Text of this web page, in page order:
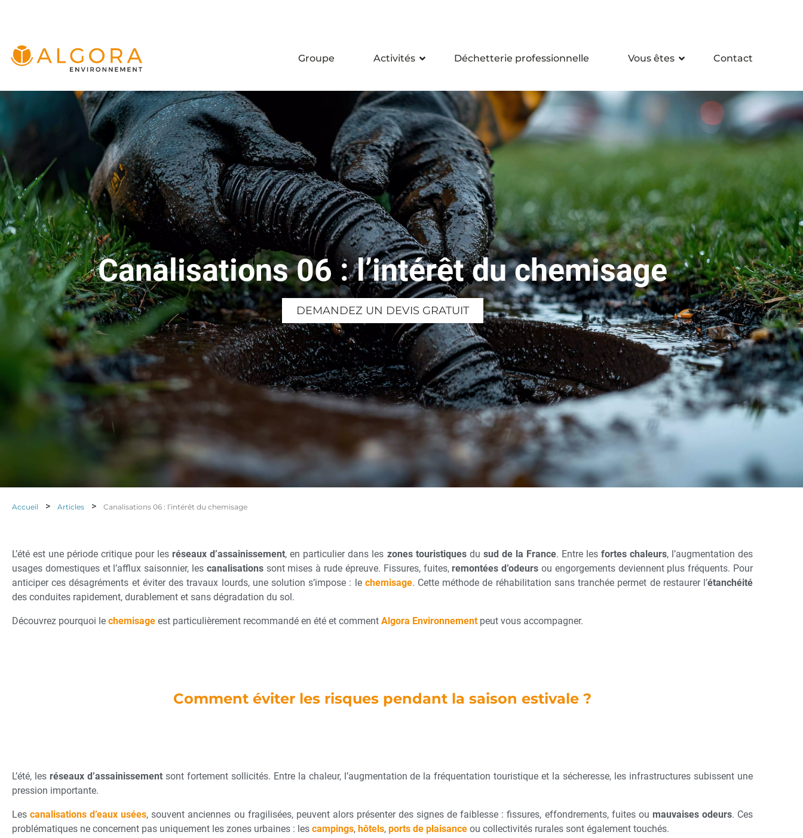
Groupe Activités Déchetterie professionnelle Vous êtes Contact
Canalisations 06 : l’intérêt du chemisage
DEMANDEZ UN DEVIS GRATUIT
Accueil > Articles > Canalisations 06 : l’intérêt du chemisage
L’été est une période critique pour les réseaux d’assainissement, en particulier dans les zones touristiquesdu sud de la France. Entre les fortes chaleurs, l’augmentation des
usages domestiques et l’afflux saisonnier, les canalisationssont mises à rude épreuve. Fissures, fuites, remontées d’odeurs ou engorgements deviennent plus fréquents. Pour
anticiper ces désagréments et éviter des travaux lourds, une solution s’impose : le chemisage. Cette méthode de réhabilitation sans tranchée permet de restaurer l’étanchéité
des conduites rapidement, durablement et sans dégradation du sol.
Découvrez pourquoi le chemisage est particulièrement recommandé en été et comment Algora Environnementpeut vous accompagner.
Comment éviter les risques pendant la saison estivale ?
L’été, les réseaux d’assainissementsont fortement sollicités. Entre la chaleur, l’augmentation de la fréquentation touristique et la sécheresse, les infrastructures subissent une
pression importante.
Lescanalisations d’eaux usées, souvent anciennes ou fragilisées, peuvent alors présenter des signes de faiblesse : fissures, effondrements, fuites ou mauvaises odeurs. Ces
problématiques ne concernent pas uniquement les zones urbaines : les campings, hôtels, ports de plaisance ou collectivités rurales sont également touchés.